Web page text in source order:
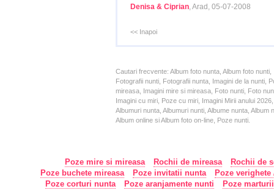
Denisa & Ciprian, Arad, 05-07-2008
<< Inapoi
Cautari frecvente: Album foto nunta, Album foto
Fotografii nunti, Fotografii nunta, Imagini de la nunti,
mireasa, Imagini mire si mireasa, Foto nunti, Foto
Imagini cu miri, Poze cu miri, Imagini Mirii anului
Albumuri nunta, Albumuri nunti, Albume nunta,
Album online si Album foto on-line, Poze nunti.
Poze mire si mireasa Rochii de mireasa
Rochii de
Poze buchete mireasa
Poze invitatii nunta
Poze
Poze corturi nunta
Poze aranjamente nunti
Poze